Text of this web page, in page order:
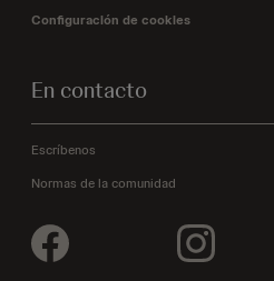
Configuración de cookies
En contacto
Escríbenos
Normas de la comunidad